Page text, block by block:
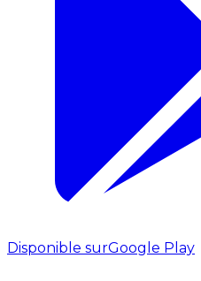
Disponible surGoogle Play